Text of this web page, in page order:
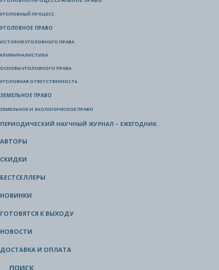
УГОЛОВНЫЙ ПРОЦЕСС
УГОЛОВНОЕ ПРАВО
ИСТОРИЯ УГОЛОВНОГО ПРАВА
КРИМИНАЛИСТИКА
ОСНОВЫ УГОЛОВНОГО ПРАВА
УГОЛОВНАЯ ОТВЕТСТВЕННОСТЬ
ЗЕМЕЛЬНОЕ ПРАВО
ЗЕМЕЛЬНОЕ И ЭКОЛОГИЧЕСКОЕ ПРАВО
ПЕРИОДИЧЕСКИЙ НАУЧНЫЙ ЖУРНАЛ – ЕЖЕГОДНИК.
АВТОРЫ
СКИДКИ
БЕСТСЕЛЛЕРЫ
НОВИНКИ
ГОТОВЯТСЯ К ВЫХОДУ
НОВОСТИ
ДОСТАВКА И ОПЛАТА
ПОИСК